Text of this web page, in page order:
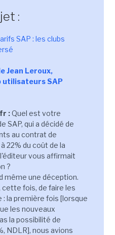
:
SAP : les clubs
Jean Leroux,
utilisateurs SAP
:Quel est votre
SAP, qui a décidé de
au contrat de
22% du coût de la
vous affirmait
?
même une déception.
cette fois, de faire les
la première fois [lorsque
les nouveaux
la possibilité de
NDLR], nous avions